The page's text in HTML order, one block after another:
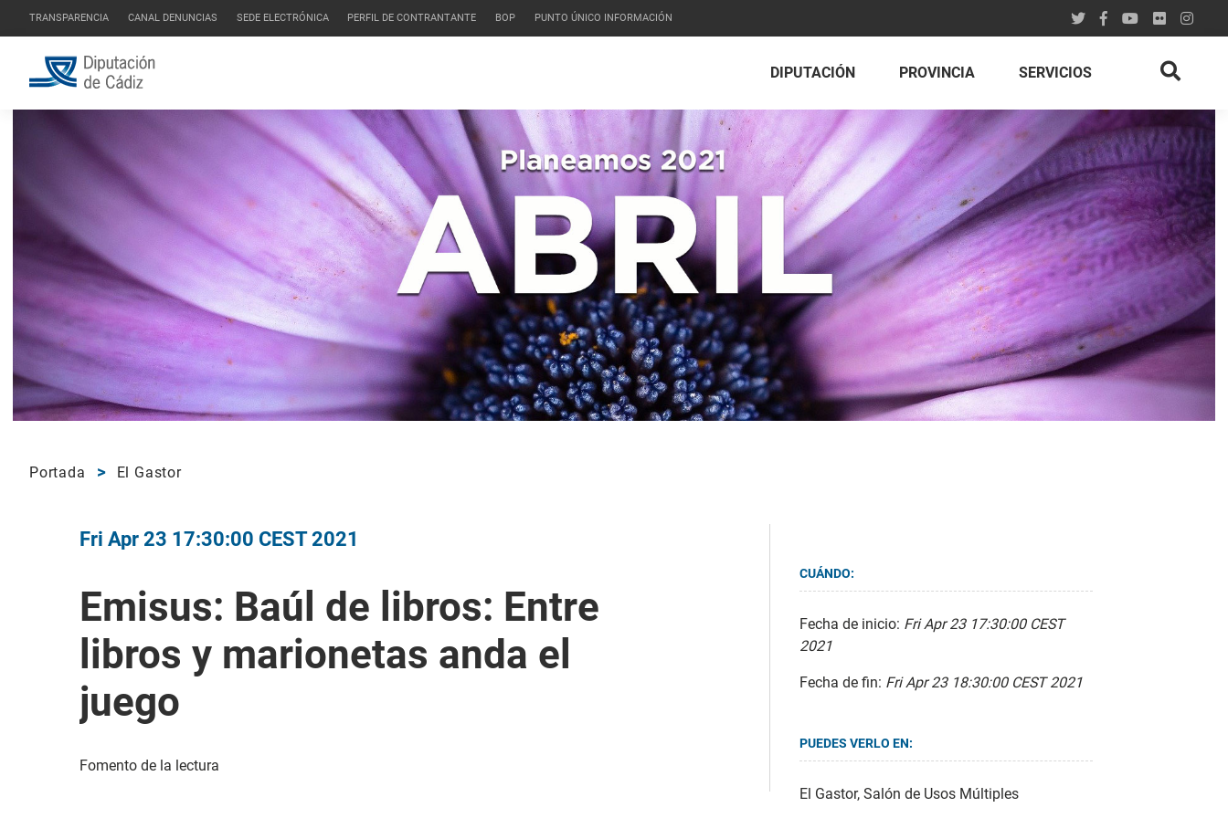
TRANSPARENCIA CANAL DENUNCIAS SEDE ELECTRÓNICA PERFIL DE CONTRANTANTE BOP PUNTO ÚNICO INFORMACIÓN
DIPUTACIÓN PROVINCIA SERVICIOS
Portada El Gastor
Fri Apr 23 17:30:00 CEST 2021
Emisus: Baúl de libros: Entre
libros y marionetas anda el
juego
Fomento de la lectura
CUÁNDO:
Fecha de inicio: Fri Apr 23 17:30:00 CEST
2021
Fecha de fin: Fri Apr 23 18:30:00 CEST 2021
PUEDES VERLO EN:
El Gastor, Salón de Usos Múltiples